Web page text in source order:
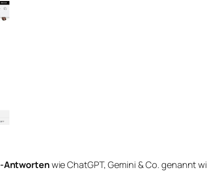
Antwortenwie ChatGPT, Gemini & Co. genannt